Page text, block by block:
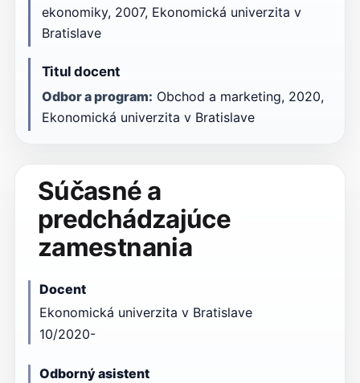
ekonomiky, 2007, Ekonomická univerzita v
Bratislave
Titul docent
Odbor a program: Obchod a marketing, 2020,
Ekonomická univerzita v Bratislave
Súčasné a
predchádzajúce
zamestnania
Docent
Ekonomická univerzita v Bratislave
10/2020-
Odborný asistent